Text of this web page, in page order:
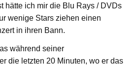
hätte ich mir die Blu Rays / DVDs
wenige Stars ziehen einen
in ihren Bann.
während seiner
die letzten 20 Minuten, wo er das